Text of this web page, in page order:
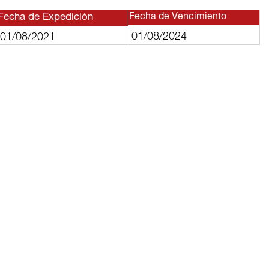
de Expedición
01/08/2021
Fecha de Vencimiento
01/08/2024